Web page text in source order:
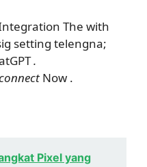
The with
setting telengna;
.
Now .
Pixel yang